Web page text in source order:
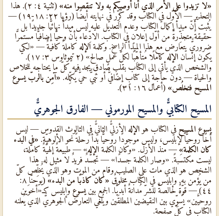
«لا تزيدوا على الأمر الذي أنا أوصيكم به ولا تنقصوا منه»
(تثنية ٤: ٢). هذا
التحذير — الأوّل في الكتاب وقد كُرِّر في نهايته أيضًا (رؤيا ٢٢: ١٨-١٩) —
يُثبت أنّ مبدأ إكمال الكتاب وعدم التعديل عليه ليس مبدأً نهائيًّا جديدًا بل
حقيقةٌ متجذِّرةٌ من أوّل إعلانٍ في الكتاب. الادِّعاء بأنّ وحيًّا إضافيًّا مستمرًّا
ضروريٌّ يتعارض مع هذا المبدأ الراسخ. وكلمة الإله كاملةٌ كافيةٌ — «لكي
يكون إنسان الإله
كاملًا مُتأهِّبًا لكلّ عملٍ صالح» (٢ تيموثاوس ٣: ١٧).
والشخص الذي يأتي إلى الكتاب بقلبٍ صادقٍ يجد فيه كلّ ما يحتاجه للخلاص
والحياة — دون حاجةٍ إلى كتابٍ إضافيٌّ أو نبيٌّ حيٌّ يُكمِّله. «آمِن بالربّ يسوع
المسيح فتخلُص» (أعمال ١٦: ٣١).
المسيح الكتابيٌّ والمسيح المورموني — الفارق الجوهريٌّ
يسوع المسيح في الكتاب هو الإله الأزليٌّ الثانيٌّ في الثالوث القدوس — ليس
أخًا روحيًّا لإبليس، وليس موجودًا روحيًّا بدأ رحلةً نحو الألوهيّة. «في البدء
كان الكلمة» — منذ الأزل. «وكان الكلمة الإله» — طبيعةٌ إلهيّةٌ كاملة،
ليست مكتسَبةً. «وصار الكلمة جسدًا» — تجسُّدٌ فريدٌ لا مثيل له. هذا
الشخص هو الذي مات على الصليب وقام من الموت وهو الذي يُخلِّص كلّ
من يُؤمن به. وإبليس في الكتاب مخلوقٌ «كان كاذبًا من البدء»
(يوحنّا ٨:
٤٤) — قوّةٌ خالصةٌ للشرّ مُدانةٌ أبديًّا. الجمع بين
يسوع وإبليس كـ«أخوَين
روحيَّين» يُسوِّي بين النقيضين المطلقَين ويُلغي التعارض الجوهريٌّ الذي يُعلنه
الكتاب في كلّ صفحةٍ.